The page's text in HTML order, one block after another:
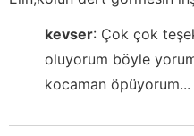
kevser: Çok çok
oluyorum böyle
kocaman öpüyorum...